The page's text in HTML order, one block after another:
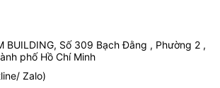
BUILDING, Số 309 Bạch Đằng , Phường 2 ,
phố Hồ Chí Minh
Zalo)